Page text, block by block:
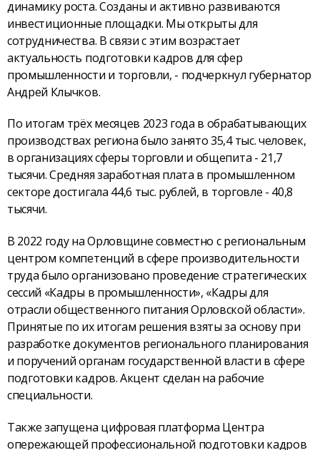
динамику роста. Созданы и активно развиваются
инвестиционные площадки. Мы открыты для
сотрудничества. В связи с этим возрастает
актуальность подготовки кадров для сфер
промышленности и торговли, - подчеркнул губернатор
Андрей Клычков.
По итогам трёх месяцев 2023 года в обрабатывающих
производствах региона было занято 35,4 тыс. человек,
в организациях сферы торговли и общепита - 21,7
тысячи. Средняя заработная плата в промышленном
секторе достигала 44,6 тыс. рублей, в торговле - 40,8
тысячи.
В 2022 году на Орловщине совместно с региональным
центром компетенций в сфере производительности
труда было организовано проведение стратегических
сессий «Кадры в промышленности», «Кадры для
отрасли общественного питания Орловской области».
Принятые по их итогам решения взяты за основу при
разработке документов регионального планирования
и поручений органам государственной власти в сфере
подготовки кадров. Акцент сделан на рабочие
специальности.
Также запущена цифровая платформа Центра
опережающей профессиональной подготовки кадров